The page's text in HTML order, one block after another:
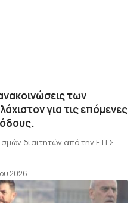
των
για τις επόμενες
διαιτητών από την Ε.Π.Σ.
2026